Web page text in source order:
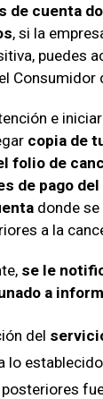
de cuenta
, si la
puedes
Consumidor
e
copia de
folio de
de pago
donde
a la
se le
a
del
lo